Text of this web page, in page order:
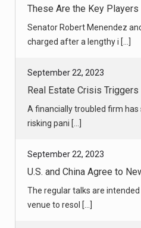
These Are the Key Players
Senator Robert Menendez
charged after a lengthy i [...]
September 22, 2023
Real Estate Crisis Triggers
A financially troubled firm
risking pani [...]
September 22, 2023
U.S. and China Agree to
The regular talks are
venue to resol [...]